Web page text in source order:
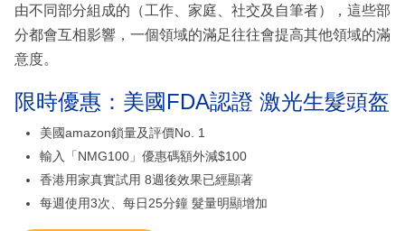
由不同部分組成的（工作、家庭、社交及自筆者），這些部
分都會互相影響，一個領域的滿足往往會提高其他領域的滿
意度。
限時優惠：美國FDA認證 激光生髮頭盔
美國amazon鎖量及評價No. 1
輸入「NMG100」優惠碼額外減$100
香港用家真實試用 8週後效果已經顯著
每週使用3次、每日25分鐘 髮量明顯增加